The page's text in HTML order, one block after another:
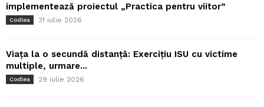
implementează proiectul „Practica pentru viitor”
Codlea 31 iulie 2026
Viața la o secundă distanță: Exercițiu ISU cu victime
multiple, urmare...
Codlea 29 iulie 2026